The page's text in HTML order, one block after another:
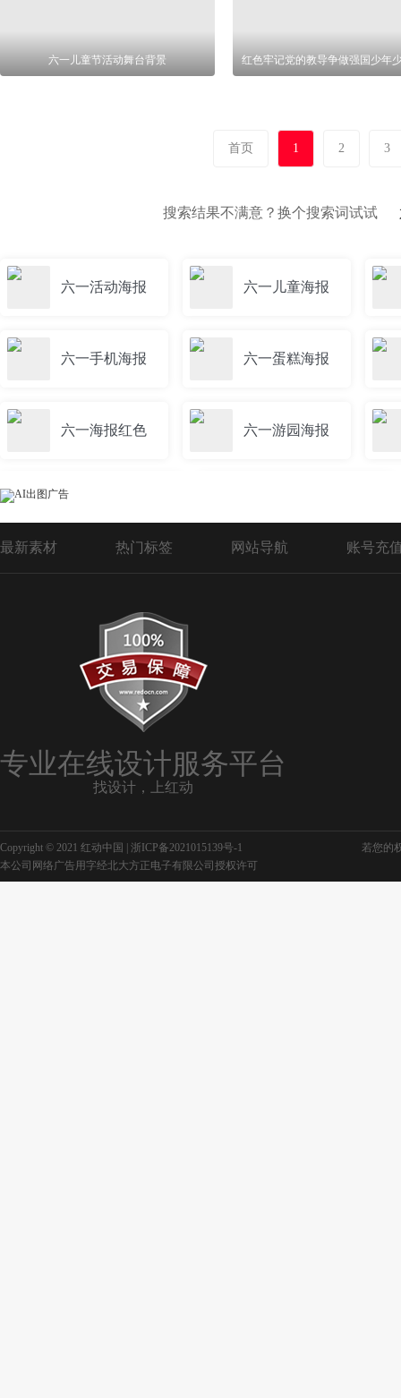
六一儿童节活动舞台背景
首页 1 2 3
搜索结果不满意？换个搜索词试试
六一活动海报 六一儿童海报
六一手机海报 六一蛋糕海报
六一海报红色 六一游园海报
蛋糕店六一海报
儿童六一海报 学校六一海报
创意六一海报
六一招生海报
六一运动会海报
最新素材 热门标签 网站导航 账号充
专业在线设计服务平台
找设计，上红动
Copyright © 2021 红动中国 | 浙ICP备2021015139号-1
若您的
本公司网络广告用字经北大方正电子有限公司授权许可